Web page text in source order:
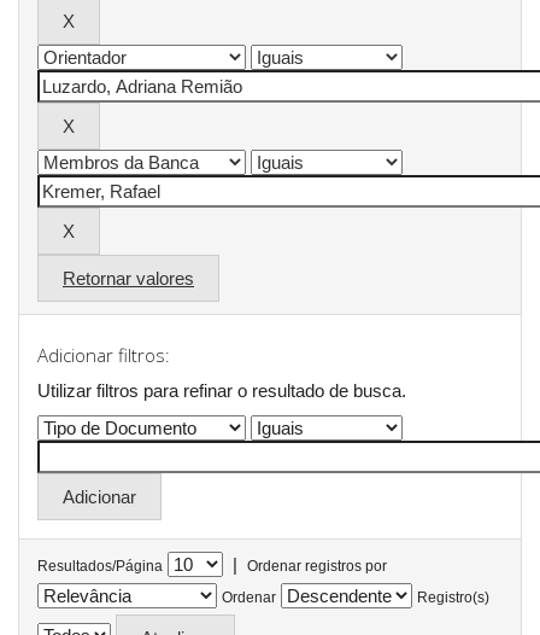
Retornar valores
Adicionar filtros:
Utilizar filtros para refinar o resultado de busca.
Resultados/Página |
Ordenar registros por
Ordenar
Registro(s)